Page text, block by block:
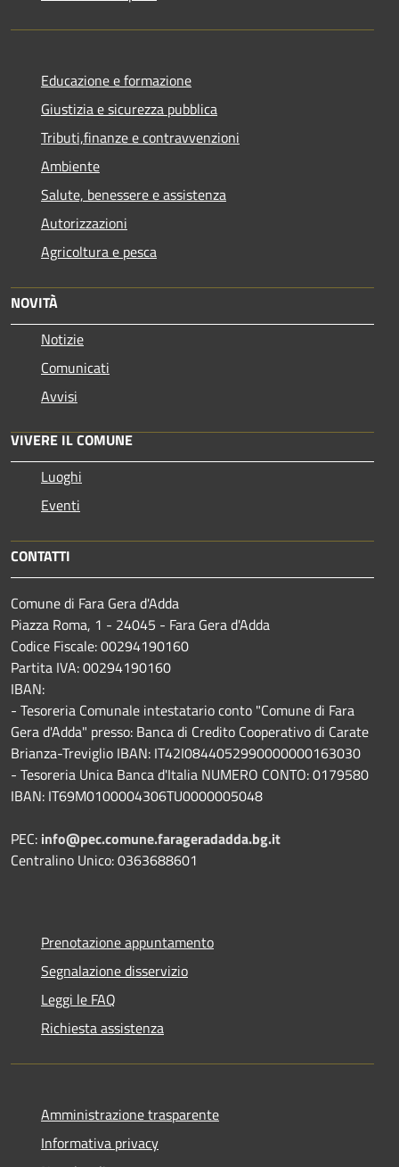
Educazione e formazione
Giustizia e sicurezza pubblica
Tributi,finanze e contravvenzioni
Ambiente
Salute, benessere e assistenza
Autorizzazioni
Agricoltura e pesca
NOVITÀ
Notizie
Comunicati
Avvisi
VIVERE IL COMUNE
Luoghi
Eventi
CONTATTI
Comune di Fara Gera d'Adda
Piazza Roma, 1 - 24045 - Fara Gera d'Adda
Codice Fiscale: 00294190160
Partita IVA: 00294190160
IBAN:
- Tesoreria Comunale intestatario conto "Comune di Fara
Gera d'Adda" presso: Banca di Credito Cooperativo di Carate
Brianza-Treviglio IBAN: IT42I0844052990000000163030
- Tesoreria Unica Banca d'Italia NUMERO CONTO: 0179580
IBAN: IT69M0100004306TU0000005048
PEC: info@pec.comune.farageradadda.bg.it
Centralino Unico: 0363688601
Prenotazione appuntamento
Segnalazione disservizio
Leggi le FAQ
Richiesta assistenza
Amministrazione trasparente
Informativa privacy